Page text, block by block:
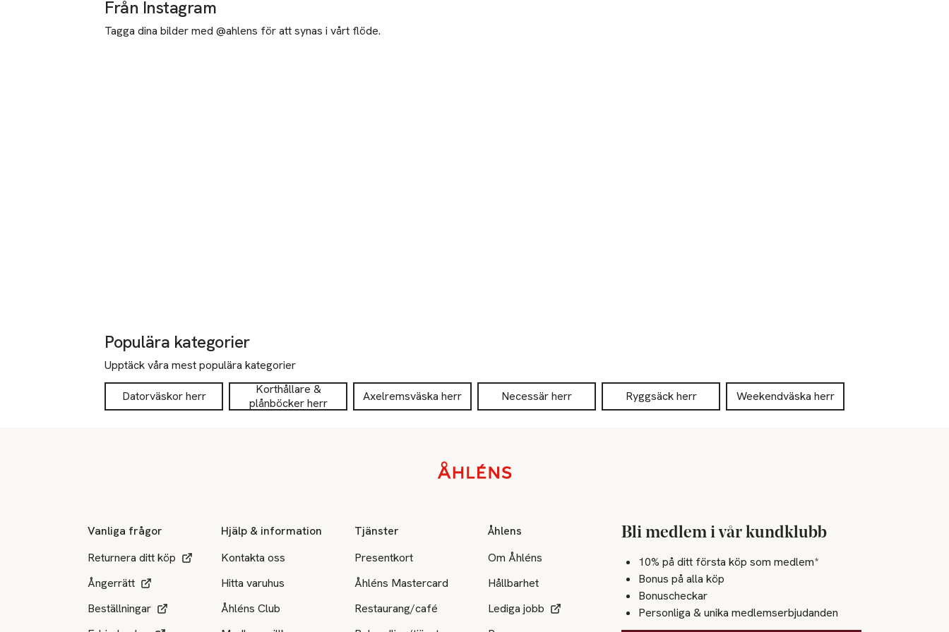
Från Instagram
Tagga dina bilder med @ahlens för att synas i vårt flöde.
Populära kategorier
Upptäck våra mest populära kategorier
Datorväskor herr
Korthållare &
plånböcker herr
Axelremsväska herr Necessär herr Ryggsäck herr Weekendväska herr
Vanliga frågor
Returnera ditt köp
Ångerrätt
Beställningar
Hjälp & information
Kontakta oss
Hitta varuhus
Åhléns Club
Tjänster
Presentkort
Åhléns Mastercard
Restaurang/café
Åhlens
Om Åhléns
Hållbarhet
Lediga jobb
Bli medlem i vår kundklubb
10% på ditt första köp som medlem*
Bonus på alla köp
Bonuscheckar
Personliga & unika medlemserbjudanden